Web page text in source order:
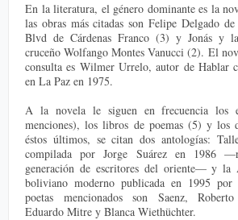
En la literatura, el género dominante es la
las obras más citadas son Felipe Delgado
Blvd de Cárdenas Franco (3) y Jonás y
cruceño Wolfango Montes Vanucci (2). El
consulta es Wilmer Urrelo, autor de Hablar
en La Paz en 1975.
A la novela le siguen en frecuencia los
menciones), los libros de poemas (5) y los
éstos últimos, se citan dos antologías:
compilada por Jorge Suárez en 1986
generación de escritores del oriente— y la
boliviano moderno publicada en 1995 por
poetas mencionados son Saenz,
Eduardo Mitre y Blanca Wiethüchter.